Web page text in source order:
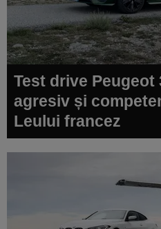
Test drive Peugeot
agresiv și
Leului francez